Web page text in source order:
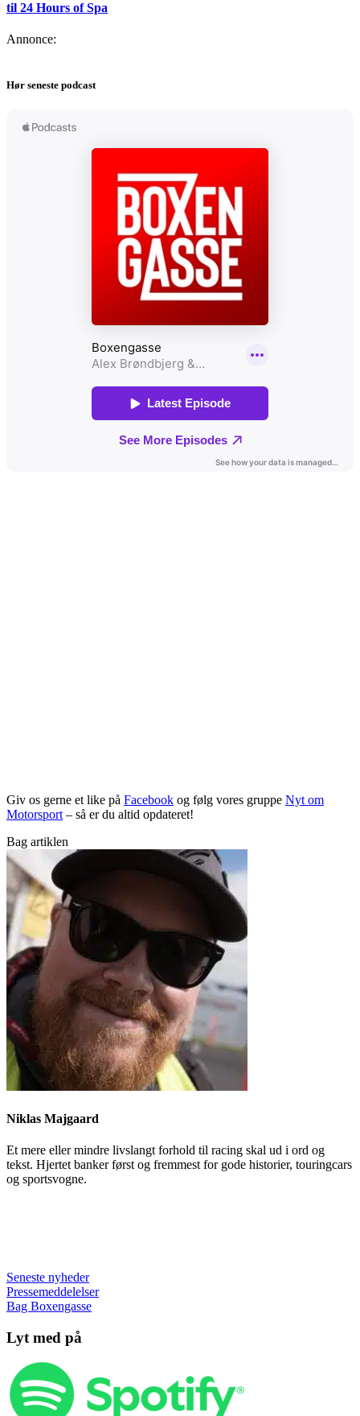
til 24 Hours of Spa
Annonce:
Hør seneste podcast
Giv os gerne et like på Facebook og følg vores gruppe Nyt om
Motorsport – så er du altid opdateret!
Bag artiklen
Niklas Majgaard
Et mere eller mindre livslangt forhold til racing skal ud i ord og
tekst. Hjertet banker først og fremmest for gode historier, touringcars
og sportsvogne.
Seneste nyheder
Pressemeddelelser
Bag Boxengasse
Lyt med på